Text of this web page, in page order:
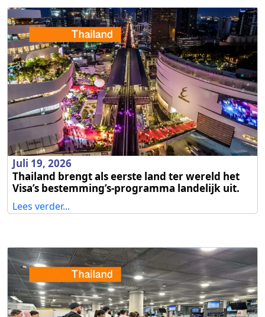
Juli 19, 2026
Thailand brengt als eerste land ter wereld het
Visa’s bestemming’s-programma landelijk uit.
Lees verder...